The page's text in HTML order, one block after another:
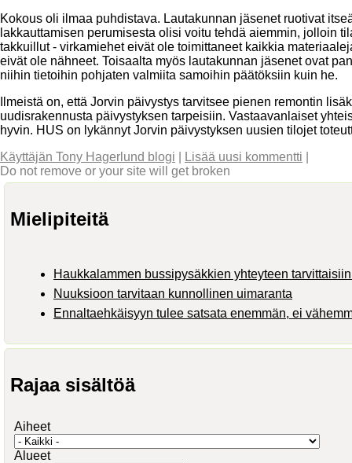
Kokous oli ilmaa puhdistava. Lautakunnan jäsenet ruotivat
lakkauttamisen perumisesta olisi voitu tehdä aiemmin, jolloin
takkuillut - virkamiehet eivät ole toimittaneet kaikkia
eivät ole nähneet. Toisaalta myös lautakunnan jäsenet ovat
niihin tietoihin pohjaten valmiita samoihin päätöksiin kuin he.
Ilmeistä on, että Jorvin päivystys tarvitsee pienen remontin
uudisrakennusta päivystyksen tarpeisiin. Vastaavanlaiset
hyvin. HUS on lykännyt Jorvin päivystyksen uusien tilojet
Käyttäjän Tony Hagerlund blogi
Lisää uusi kommentti
Do not remove or your site will get broken
Mielipiteitä
Haukkalammen bussipysäkkien yhteyteen
Nuuksioon tarvitaan kunnollinen uimaranta
Ennaltaehkäisyyn tulee satsata enemmän, ei
Rajaa sisältöä
Aiheet
Alueet